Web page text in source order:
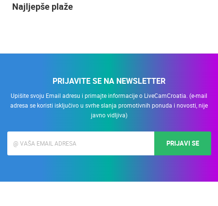
Najljepše plaže
PRIJAVITE SE NA NEWSLETTER
Upišite svoju Email adresu i primajte informacije o LiveCamCroatia. (e-mail
adresa se koristi isključivo u svrhe slanja promotivnih ponuda i novosti, nije
javno vidljiva)
PRIJAVI SE